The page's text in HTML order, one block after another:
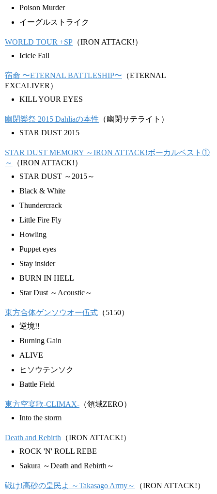
Poison Murder
イーグルストライク
WORLD TOUR +SP （IRON ATTACK!）
Icicle Fall
宿命 〜ETERNAL BATTLESHIP〜 （ETERNAL
EXCALIVER）
KILL YOUR EYES
幽閉樂祭 2015 Dahliaの本性 （幽閉サテライト）
STAR DUST 2015
STAR DUST MEMORY ～IRON ATTACK!ボーカルベスト①
～
（IRON ATTACK!）
STAR DUST ～2015～
Black & White
Thundercrack
Little Fire Fly
Howling
Puppet eyes
Stay insider
BURN IN HELL
Star Dust ～Acoustic～
東方合体ゲンソウオー伍式 （5150）
逆境!!
Burning Gain
ALIVE
ヒソウテンソク
Battle Field
東方空宴歌-CLIMAX- （領域ZERO）
Into the storm
Death and Rebirth （IRON ATTACK!）
ROCK 'N' ROLL REBE
Sakura ～Death and Rebirth～
戦け!高砂の皇民よ ～Takasago Army～
（IRON ATTACK!）